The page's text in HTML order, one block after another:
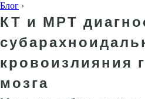
Блог ›
КТ и МРТ
кровоизлияния
мозга